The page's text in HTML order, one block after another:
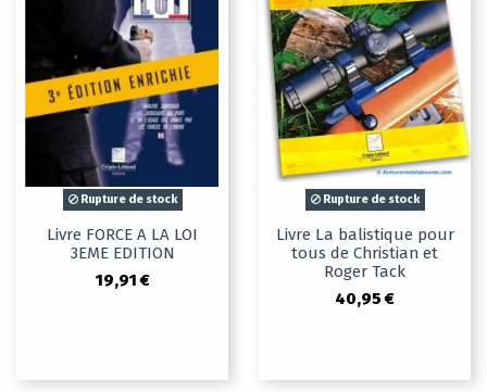
Rupture de stock
Livre FORCE A LA LOI
3EME EDITION
19,91 €
Rupture de stock
Livre La balistique pour
tous de Christian et
Roger Tack
40,95 €